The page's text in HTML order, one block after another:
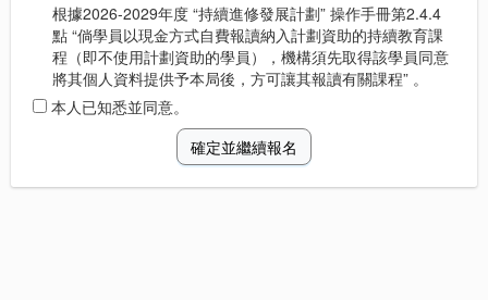
根據2026-2029年度 “持續進修發展計劃” 操作手冊第2.4.4
點 “倘學員以現金方式自費報讀納入計劃資助的持續教育課
程（即不使用計劃資助的學員），機構須先取得該學員同意
將其個人資料提供予本局後，方可讓其報讀有關課程” 。
本人已知悉並同意。
確定並繼續報名